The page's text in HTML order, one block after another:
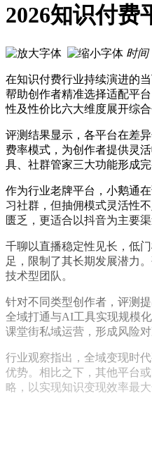
奥精医疗家族内斗升级：83
QuestMobile报告：2026上半
华成电力冲刺港交所：家族
2026知识付
时间
在知识付费行业持续演进的
帮助创作者精准选择适配平
性及性价比六大维度展开综合
评测结果显示，各平台在差
费率模式，为创作者提供灵
具、社群管家三大功能形成
作为行业老牌平台，小鹅通
习社群，但抽佣模式灵活性
匮乏，更适合以抖音为主要渠
千聊以直播稳定性见长，低
足，限制了其长期发展潜力
技术型团队。
针对不同类型创作者，评测
全域打通与AI工具实现规模
课堂街私域运营，形成风险对
行业观察指出，全域变现时
优势。相比之下，其他平台
略，以实现知识变现效率最大